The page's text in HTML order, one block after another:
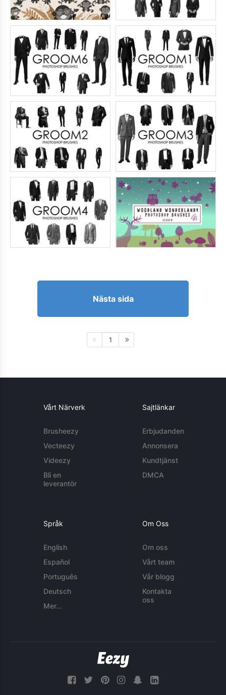
Nästa sida
1
Vårt Närverk
Brusheezy
Vecteezy
Videezy
Bli en
leverantör
Sajtlänkar
Erbjudanden
Annonsera
Kundtjänst
DMCA
Språk
English
Español
Português
Deutsch
Mer...
Om Oss
Om oss
Vårt team
Vår blogg
Kontakta
oss